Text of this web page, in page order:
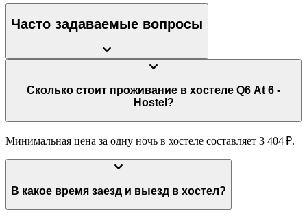
Часто задаваемые вопросы
Сколько стоит проживание в хостеле Q6 At 6 -
Hostel?
Минимальная цена за одну ночь в хостеле составляет 3 404 ₽.
В какое время заезд и выезд в хостел?